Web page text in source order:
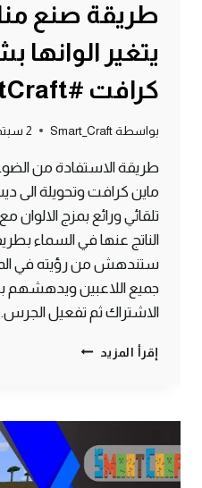
طريقة صنع
يتغير الوانها
كرافت #SmartCraft
بواسطة Smart_Craft 2 سبتمبر، 2019
طريقة الاستفادة من
ماين كرافت وتحويلة الى
تلقائي ورائع بمزج
الناتج عنها في السماء
ستندهش من رؤيته في
جميع اللاعبين ويدهشهم
الاشتراك ثم تفعيل
إقرأ المزيد طريقة
يتغير
الوانها
بشكل
رائع